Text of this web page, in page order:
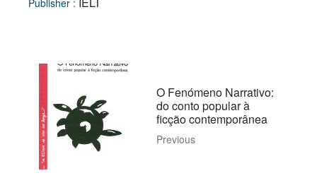
O Fenómeno Narrativo:
do conto popular à
ficção contemporânea
Previous